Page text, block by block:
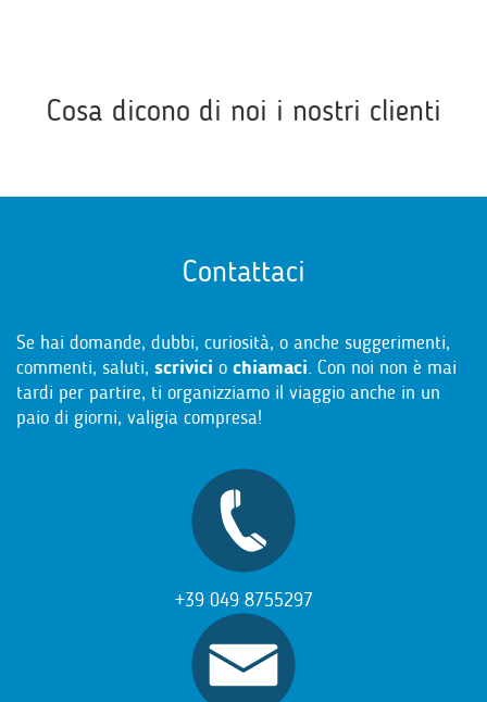
Cosa dicono di noi i nostri clienti
Contattaci
Se hai domande, dubbi, curiosità, o anche suggerimenti,
commenti, saluti, scrivici o chiamaci. Con noi non è mai
tardi per partire, ti organizziamo il viaggio anche in un
paio di giorni, valigia compresa!
+39 049 8755297